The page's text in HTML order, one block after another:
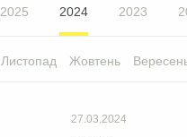
2025 2024 2023
Листопад Жовтень
27.03.2024